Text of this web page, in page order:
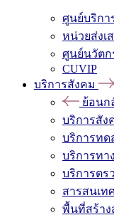
ศูนย์บริกา
หน่วยส่งเ
ศูนย์นวัตก
CUVIP
บริการสังคม
ย้อนก
บริการสัง
บริการทด
บริการทา
บริการตร
สารสนเท
พื้นที่สร้าง